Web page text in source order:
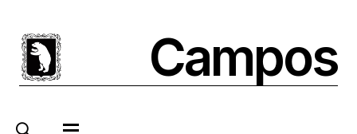
main
content
Campos